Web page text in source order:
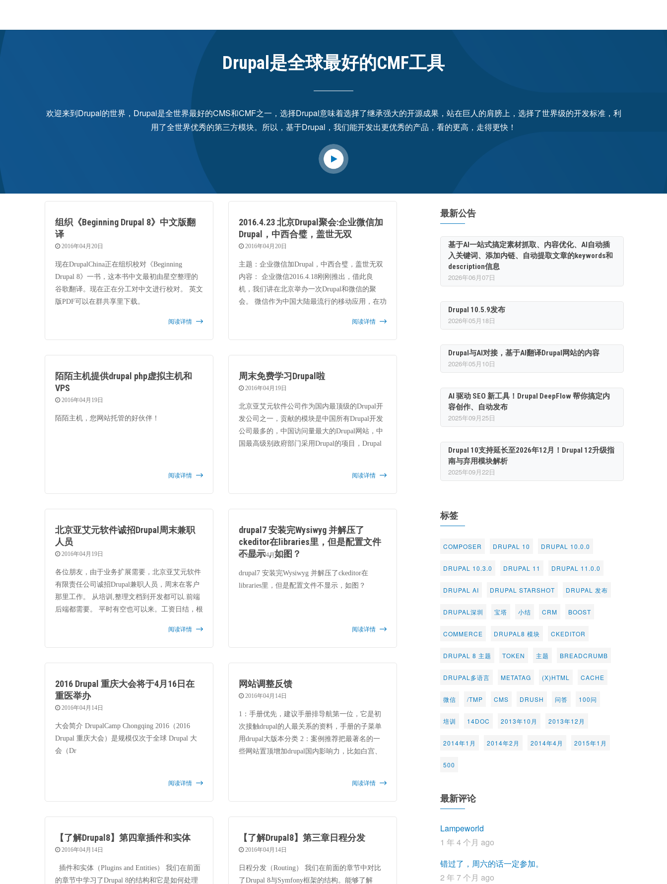
Drupal是全球最好的CMF工具
欢迎来到Drupal的世界，Drupal是全世界最好的CMS和CMF之一，选择Drupal意味着选择了继承强大的开源成果，站在巨人的肩膀上，选择了世界级的开发标准，利
用了全世界优秀的第三方模块。所以，基于Drupal，我们能开发出更优秀的产品，看的更高，走得更快！
组织《Beginning Drupal 8》中文版翻
译
2016年04月20日
现在DrupalChina正在组织校对《Beginning
Drupal 8》一书，这本书中文最初由星空整理的
谷歌翻译。现在正在分工对中文进行校对。 英文
版PDF可以在群共享里下载。
阅读详情
2016.4.23 北京Drupal聚会:企业微信加
Drupal，中西合璧，盖世无双
2016年04月20日
主题：企业微信加Drupal，中西合璧，盖世无双
内容： 企业微信2016.4.18刚刚推出，借此良
机，我们讲在北京举办一次Drupal和微信的聚
会。 微信作为中国大陆最流行的移动应用，在功
阅读详情
陌陌主机提供drupal php虚拟主机和
VPS
2016年04月19日
陌陌主机，您网站托管的好伙伴！
阅读详情
周末免费学习Drupal啦
2016年04月19日
北京亚艾元软件公司作为国内最顶级的Drupal开
发公司之一，贡献的模块是中国所有Drupal开发
公司最多的，中国访问量最大的Drupal网站，中
国最高级别政府部门采用Drupal的项目，Drupal
司。很多方面我们公司就代表了中国Drupal的最
高水平。
阅读详情
北京亚艾元软件诚招Drupal周末兼职
人员
2016年04月19日
各位朋友，由于业务扩展需要，北京亚艾元软件
有限责任公司诚招Drupal兼职人员，周末在客户
那里工作。 从培训,整理文档到开发都可以.前端
后端都需要。 平时有空也可以来。工资日结，根
阅读详情
drupal7 安装完Wysiwyg 并解压了
ckeditor在libraries里，但是配置文件
不显示，如图？
2016年04月18日
drupal7 安装完Wysiwyg 并解压了ckeditor在
libraries里，但是配置文件不显示，如图？
阅读详情
2016 Drupal 重庆大会将于4月16日在
重医举办
2016年04月14日
大会简介 DrupalCamp Chongqing 2016（2016
Drupal 重庆大会）是规模仅次于全球 Drupal 大
会（Dr
阅读详情
网站调整反馈
2016年04月14日
1：手册优先，建议手册排导航第一位，它是初
次接触drupal的人最关系的资料，手册的子菜单
用drupal大版本分类 2：案例推荐把最著名的一
些网站置顶增加drupal国内影响力，比如白宫、
求者捐赠后让贡献者优先满足需求，贡献者获得
多种形式的奖励，纪念品、积分、现金等等 4：
阅读详情
【了解Drupal8】第四章插件和实体
2016年04月14日
插件和实体（Plugins and Entities） 我们在前面
的章节中学习了Drupal 8的结构和它是如何处理
【了解Drupal8】第三章日程分发
2016年04月14日
日程分发（Routing） 我们在前面的章节中对比
了Drupal 8与Symfony框架的结构。能够了解
最新公告
基于AI一站式搞定素材抓取、内容优化、AI自动插
入关键词、添加内链、自动提取文章的keywords和
description信息
2026年06月07日
Drupal 10.5.9发布
2026年05月18日
Drupal与AI对接，基于AI翻译Drupal网站的内容
2026年05月10日
AI 驱动 SEO 新工具！Drupal DeepFlow 帮你搞定内
容创作、自动发布
2025年09月25日
Drupal 10支持延长至2026年12月！Drupal 12升级指
南与弃用模块解析
2025年09月22日
标签
COMPOSER DRUPAL 10 DRUPAL 10.0.0
DRUPAL 10.3.0 DRUPAL 11 DRUPAL 11.0.0
DRUPAL AI DRUPAL STARSHOT DRUPAL 发布
DRUPAL深圳 宝塔 小结 CRM BOOST
COMMERCE DRUPAL8 模块 CKEDITOR
DRUPAL 8 主题 TOKEN 主题 BREADCRUMB
DRUPAL多语言 METATAG (X)HTML CACHE
微信 /TMP CMS DRUSH 问答 100问
培训 14DOC 2013年10月 2013年12月
2014年1月 2014年2月 2014年4月 2015年1月
500
最新评论
Lampeworld
1 年 4 个月 ago
错过了，周六的话一定参加。
2 年 7 个月 ago